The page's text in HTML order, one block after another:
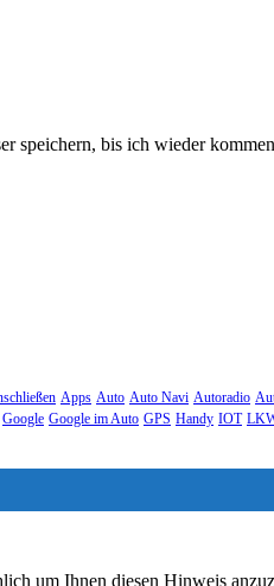
speichern, bis ich wieder
Apps Auto Auto Navi Autoradio
Google Google im Auto GPS Handy IOT
um Ihnen diesen Hinweis